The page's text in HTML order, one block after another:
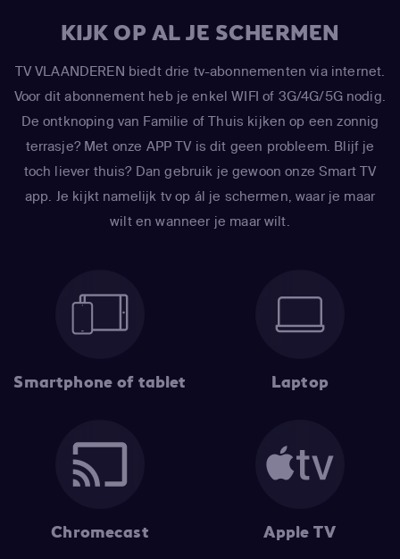
KIJK OP AL JE SCHERMEN
TV VLAANDEREN biedt drie tv-abonnementen via internet.
Voor dit abonnement heb je enkel WIFI of 3G/4G/5G nodig.
De ontknoping van Familie of Thuis kijken op een zonnig
terrasje? Met onze APP TV is dit geen probleem. Blijf je
toch liever thuis? Dan gebruik je gewoon onze Smart TV
app. Je kijkt namelijk tv op ál je schermen, waar je maar
wilt en wanneer je maar wilt.
Smartphone of tablet Laptop
Chromecast Apple TV